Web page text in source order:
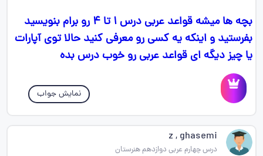
بچه ها میشه قواعد عربی درس ۱ تا ۴ رو برام بنویسید
بفرستید و اینکه یه کسی رو معرفی کنید حالا توی آپارات
یا چیز دیگه ای قواعد عربی رو خوب درس بده
نمایش جواب
z , ghasemi
درس چهارم عربی دوازدهم هنرستان